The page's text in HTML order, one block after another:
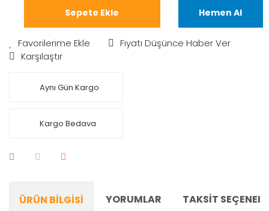
Sepete Ekle Hemen Al
Fiyatı Düşünce Haber Ver
Karşılaştır
Aynı Gün Kargo
Kargo Bedava
ÜRÜN BILGISI YORUMLAR TAKSIT